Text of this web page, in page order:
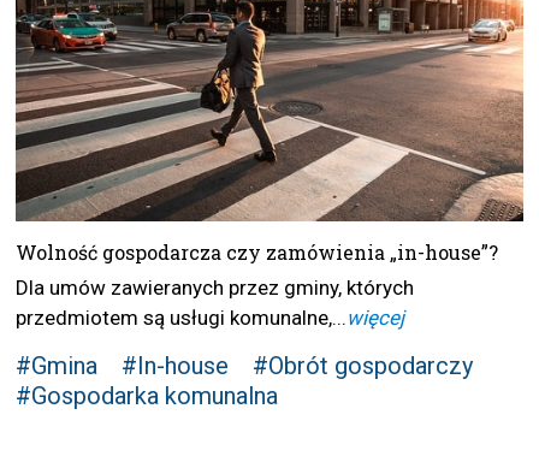
Wolność gospodarcza czy zamówienia „in-house”?
Dla umów zawieranych przez gminy, których
przedmiotem są usługi komunalne,...więcej
#Gmina #In-house
#Obrót gospodarczy
#Gospodarka komunalna